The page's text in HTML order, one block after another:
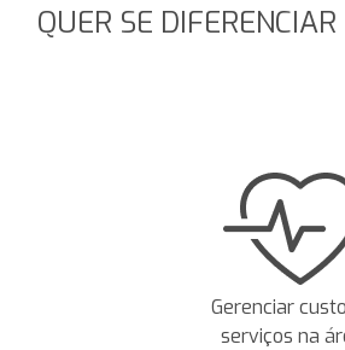
QUER SE
Gerenciar
serviços na